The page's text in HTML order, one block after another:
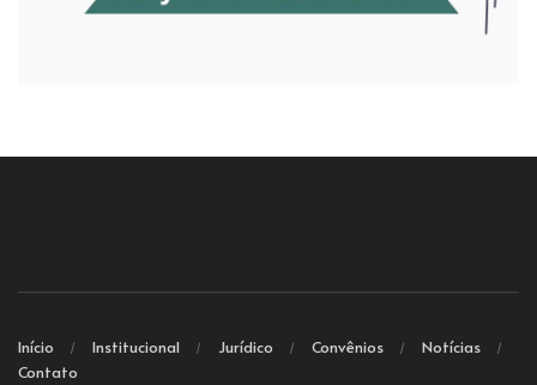
Início Institucional Jurídico Convênios
Notícias
Contato